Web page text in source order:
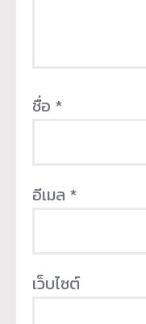
ชื่อ *
อีเมล *
เว็บไซต์